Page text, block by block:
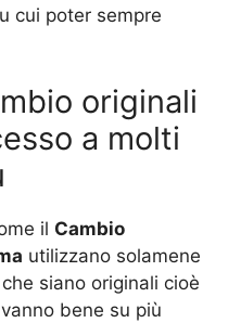
cui poter sempre
originali
a molti
il Cambio
utilizzano solamene
siano originali cioè
bene su più